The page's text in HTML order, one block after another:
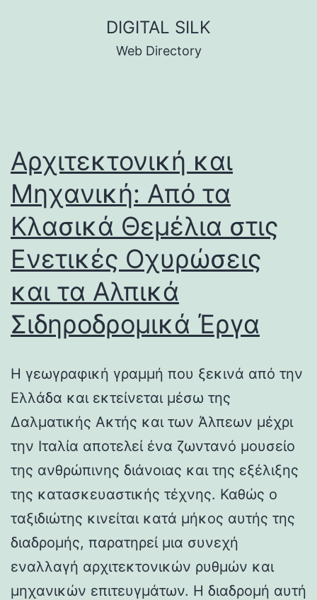
DIGITAL SILK
Web Directory
Αρχιτεκτονική και
Μηχανική: Από τα
Κλασικά Θεμέλια στις
Ενετικές Οχυρώσεις
και τα Αλπικά
Σιδηροδρομικά Έργα
Η γεωγραφική γραμμή που ξεκινά από την
Ελλάδα και εκτείνεται μέσω της
Δαλματικής Ακτής και των Άλπεων μέχρι
την Ιταλία αποτελεί ένα ζωντανό μουσείο
της ανθρώπινης διάνοιας και της εξέλιξης
της κατασκευαστικής τέχνης. Καθώς ο
ταξιδιώτης κινείται κατά μήκος αυτής της
διαδρομής, παρατηρεί μια συνεχή
εναλλαγή αρχιτεκτονικών ρυθμών και
μηχανικών επιτευγμάτων. Η διαδρομή αυτή